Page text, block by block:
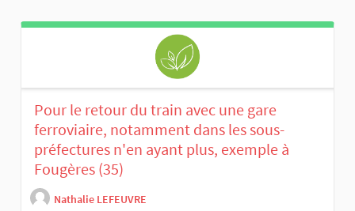
Pour le retour du train avec une gare
ferroviaire, notamment dans les sous-
préfectures n'en ayant plus, exemple à
Fougères (35)
Nathalie LEFEUVRE